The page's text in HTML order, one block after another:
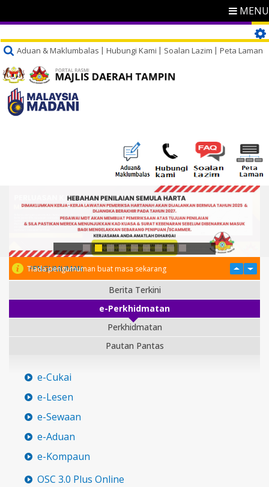
MENU
Aduan & Maklumbalas Hubungi Kami Soalan Lazim Peta Laman
PENGUMUMAN
Tiada pengumuman buat masa sekarang
Berita Terkini
e-Perkhidmatan
Perkhidmatan
Pautan Pantas
e-Cukai
e-Lesen
e-Sewaan
e-Aduan
e-Kompaun
OSC 3.0 Plus Online